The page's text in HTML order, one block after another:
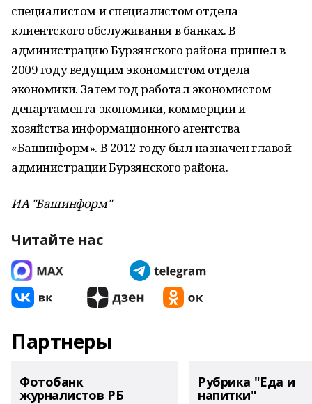
специалистом и специалистом отдела
клиентского обслуживания в банках. В
администрацию Бурзянского района пришел в
2009 году ведущим экономистом отдела
экономики. Затем год работал экономистом
департамента экономики, коммерции и
хозяйства информационного агентства
«Башинформ». В 2012 году был назначен главой
администрации Бурзянского района.
ИА "Башинформ"
Читайте нас
Партнеры
Фотобанк
журналистов РБ
Рубрика "Еда и
напитки"